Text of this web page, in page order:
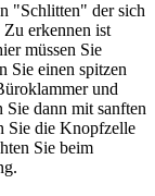
"Schlitten" der sich
Zu erkennen ist
müssen Sie
Sie einen spitzen
und
dann mit sanften
Sie die Knopfzelle
Sie beim